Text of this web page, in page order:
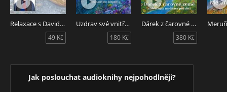
Relaxace s Davidem Gruberem
49 Kč
Uzdrav své vnitřní dítě
180 Kč
Dárek z čarovné země
380 Kč
Jak poslouchat audioknihy nejpohodlněji?